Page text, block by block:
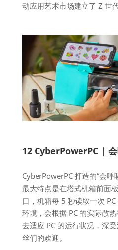
动应用艺术市场建立了 Z 世
12 CyberPowerPC |
CyberPowerPC 打造的“会呼
最大特点是在塔式机箱前面
口，机箱每 5 秒读取一次
环境，会根据 PC 的实际散
去适应 PC 的运行状况，深
丝们的欢迎。